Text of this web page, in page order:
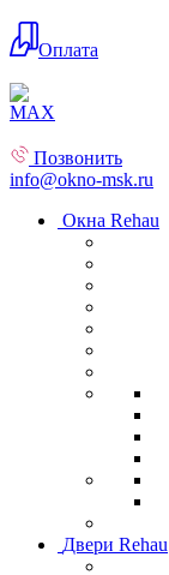
Оплата
Позвонить
info@okno-msk.ru
Окна Rehau
Двери Rehau